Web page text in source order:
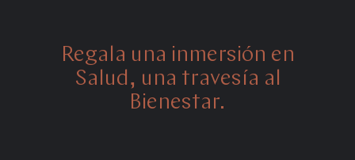
Regala una inmersión en
Salud, una travesía al
Bienestar.